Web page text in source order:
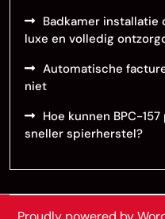
Badkamer installatie
luxe en volledig
Automatische
niet
Hoe kunnen BPC-
sneller spierherstel?